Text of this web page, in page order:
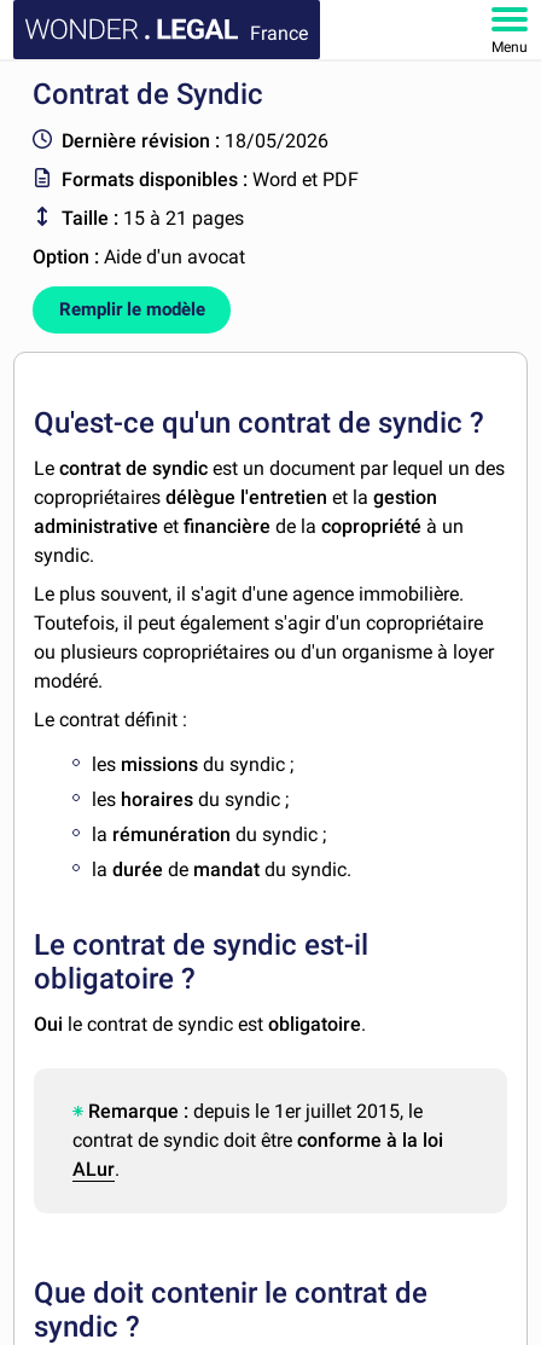
France
Menu
ACCUEIL
DOCUMENTS
FAQ
MON COMPTE
Contrat de Syndic
Dernière révision : 18/05/2026
Formats disponibles :Word et PDF
Taille : 15 à 21 pages
Option :Aide d'un avocat
Remplir le modèle
Qu'est-ce qu'un contrat de syndic ?
Lecontrat de syndic est un document par lequel un des
copropriétairesdélègue l'entretienet lagestion
administrativeet financièrede la copropriété à un
syndic.
Le plus souvent, il s'agit d'une agence immobilière.
Toutefois, il peut également s'agir d'un copropriétaire
ou plusieurs copropriétaires ou d'un organisme à loyer
modéré.
Le contrat définit :
les missionsdu syndic ;
les horairesdu syndic ;
la rémunérationdu syndic ;
la duréede mandat du syndic.
Le contrat de syndic est-il
obligatoire ?
Oui le contrat de syndic estobligatoire.
Remarque : depuis le 1er juillet 2015, le
contrat de syndic doit êtreconforme à la loi
ALur.
Que doit contenir le contrat de
syndic ?